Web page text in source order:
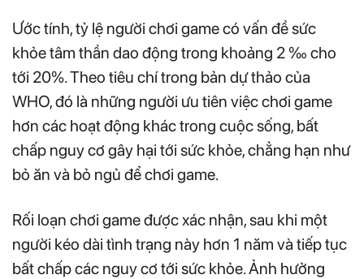
Ước tính, tỷ lệ người chơi game có vấn đề sức
khỏe tâm thần dao động trong khoảng 2 ‰ cho
tới 20%. Theo tiêu chí trong bản dự thảo của
WHO, đó là những người ưu tiên việc chơi game
hơn các hoạt động khác trong cuộc sống, bất
chấp nguy cơ gây hại tới sức khỏe, chẳng hạn như
bỏ ăn và bỏ ngủ để chơi game.
Rối loạn chơi game được xác nhận, sau khi một
người kéo dài tình trạng này hơn 1 năm và tiếp tục
bất chấp các nguy cơ tới sức khỏe. Ảnh hưởng